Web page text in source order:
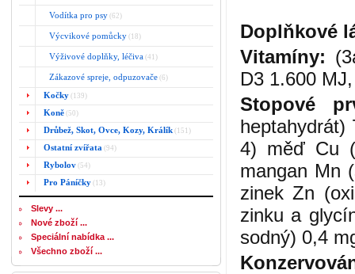
Vodítka pro psy (62)
Výcvikové pomůcky (18)
Výživové doplňky, léčiva (41)
Zákazové spreje, odpuzovače (6)
Kočky (139)
Koně (50)
Drůbež, Skot, Ovce, Kozy, Králík (151)
Ostatní zvířata (94)
Rybolov (54)
Pro Páníčky (13)
Slevy ...
Nové zboží ...
Speciální nabídka ...
Všechno zboží ...
Doplňkové
Vitamíny:
D3 1.600
Stopové
heptahydrát)
4) měď Cu
mangan Mn
zinek Zn
zinku a
sodný) 0,4